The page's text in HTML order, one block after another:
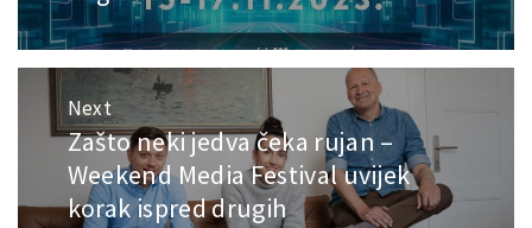
Next
Next
post:
Zašto neki jedva čeka rujan –
Weekend Media Festival uvijek
korak ispred drugih